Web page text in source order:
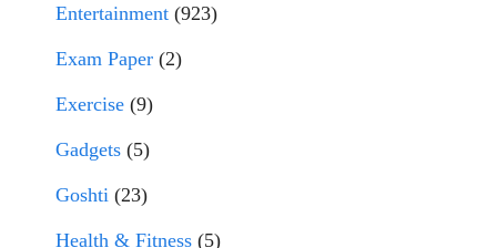
Entertainment (923)
Exam Paper (2)
Exercise (9)
Gadgets (5)
Goshti (23)
Health & Fitness (5)